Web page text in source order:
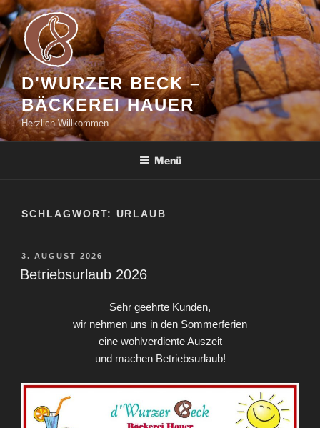
Zum
Inhalt
springen
D'WURZER BECK –
BÄCKEREI HAUER
Herzlich Willkommen
Menü
SCHLAGWORT: URLAUB
VERÖFFENTLICHT
AM
3. AUGUST 2026
Betriebsurlaub 2026
Sehr geehrte Kunden,
wir nehmen uns in den Sommerferien
eine wohlverdiente Auszeit
und machen Betriebsurlaub!